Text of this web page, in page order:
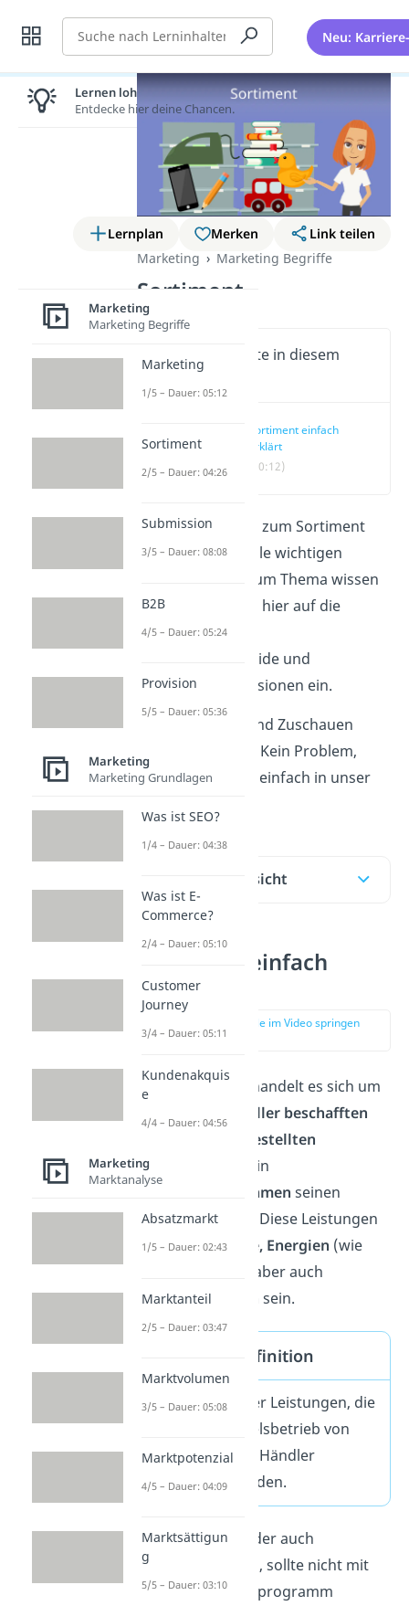
Suche Neu:
Lernplan Merken
Link teilen
Marketing
Marketing Begriffe
Sortiment
Wichtige Inhalte in diesem
Video
Sortiment einfach
erklärt
(00:12)
In diesem Beitrag zum Sortiment
erklären wir dir alle wichtigen
Begriffe, die du zum Thema wissen
musst. Wir gehen hier auf die
Sortimentsarten,
Sortimentspyramide und
Sortimentsdimensionen ein.
Durch Zuhören und Zuschauen
lernst du besser? Kein Problem,
dann schau doch einfach in unser
Inhaltsübersicht
Sortiment einfach
erklärt
zur Stelle im Video springen
(00:12)
BeimSortiment
handelt es sich um
Gesamtheit aller beschafften
oder selbst hergestellten
Leistungen
, die ein
Handelsunternehmen seinen
Kunden anbietet. Diese Leistungen
könnenProdukte, Energien (wie
Strom und Gas), aber auch
Dienstleistungen
sein.
Sortiment Definition
Gesamtzahl aller Leistungen, die
in einem Handelsbetrieb von
Hersteller oder Händler
angeboten werden.
Das Sortiment, oder auch
Absatzprogramm, sollte nicht mit
dem Produktionsprogramm
Lernen lohnt sich!
Entdecke hier deine Chancen.
Marketing
Marketing Begriffe
Marketing
1/5 – Dauer: 05:12
Sortiment
2/5 – Dauer: 04:26
Submission
3/5 – Dauer: 08:08
B2B
4/5 – Dauer: 05:24
Provision
5/5 – Dauer: 05:36
Marketing
Marketing Grundlagen
Was ist SEO?
1/4 – Dauer: 04:38
Was ist E-
Commerce?
2/4 – Dauer: 05:10
Customer
Journey
3/4 – Dauer: 05:11
Kundenakquis
e
4/4 – Dauer: 04:56
Marketing
Marktanalyse
Absatzmarkt
1/5 – Dauer: 02:43
Marktanteil
2/5 – Dauer: 03:47
Marktvolumen
3/5 – Dauer: 05:08
Marktpotenzial
4/5 – Dauer: 04:09
Marktsättigun
g
5/5 – Dauer: 03:10